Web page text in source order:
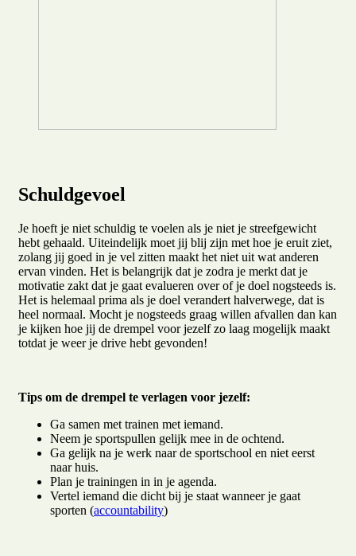
Schuldgevoel
Je hoeft je niet schuldig te voelen als je niet je streefgewicht
hebt gehaald. Uiteindelijk moet jij blij zijn met hoe je eruit ziet,
zolang jij goed in je vel zitten maakt het niet uit wat anderen
ervan vinden. Het is belangrijk dat je zodra je merkt dat je
motivatie zakt dat je gaat evalueren over of je doel nogsteeds is.
Het is helemaal prima als je doel verandert halverwege, dat is
heel normaal. Mocht je nogsteeds graag willen afvallen dan kan
je kijken hoe jij de drempel voor jezelf zo laag mogelijk maakt
totdat je weer je drive hebt gevonden!
Tips om de drempel te verlagen voor jezelf:
Ga samen met trainen met iemand.
Neem je sportspullen gelijk mee in de ochtend.
Ga gelijk na je werk naar de sportschool en niet eerst
naar huis.
Plan je trainingen in in je agenda.
Vertel iemand die dicht bij je staat wanneer je gaat
sporten (accountability)